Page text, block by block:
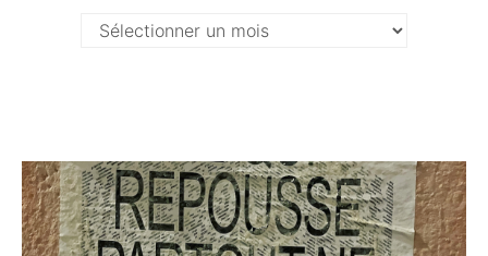
Archives